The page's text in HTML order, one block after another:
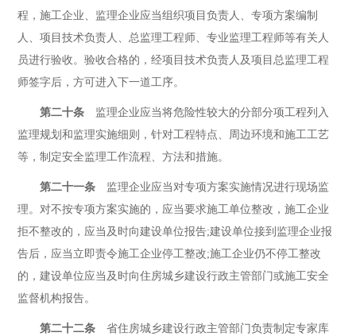
程，施工企业、监理企业应当组织项目负责人、专项方案编制
人、项目技术负责人、总监理工程师、专业监理工程师等有关人
员进行验收。验收合格的，经项目技术负责人及项目总监理工程
师签字后，方可进入下一道工序。
第二十条 监理企业应当将危险性较大的分部分项工程列入
监理规划和监理实施细则，针对工程特点、周边环境和施工工艺
等，制定安全监理工作流程、方法和措施。
第二十一条 监理企业应当对专项方案实施情况进行现场监
理。对不按专项方案实施的，应当要求施工单位整改，施工企业
拒不整改的，应当及时向建设单位报告;建设单位接到监理企业报
告后，应当立即责令施工企业停工整改;施工企业仍不停工整改
的，建设单位应当及时向住房城乡建设行政主管部门或施工安全
监督机构报告。
第二十二条 省住房城乡建设行政主管部门负责制定专家库